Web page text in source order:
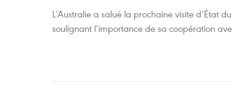
L’Australie a salué la prochaine visite d’État
soulignant l’importance de sa coopération